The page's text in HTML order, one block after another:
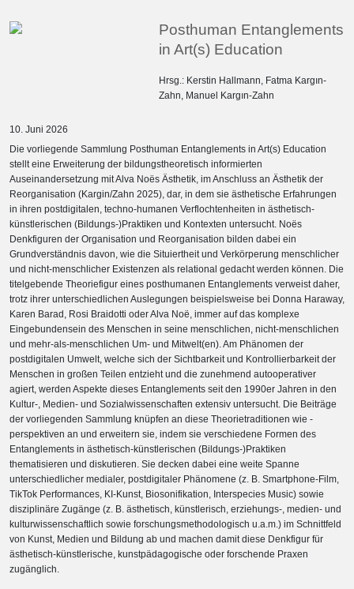
Posthuman Entanglements
in Art(s) Education
Hrsg.: Kerstin Hallmann, Fatma Kargın-
Zahn, Manuel Kargın-Zahn
10. Juni 2026
Die vorliegende Sammlung Posthuman Entanglements in Art(s) Education
stellt eine Erweiterung der bildungstheoretisch informierten
Auseinandersetzung mit Alva Noës Ästhetik, im Anschluss an Ästhetik der
Reorganisation (Kargin/Zahn 2025), dar, in dem sie ästhetische Erfahrungen
in ihren postdigitalen, techno-humanen Verflochtenheiten in ästhetisch-
künstlerischen (Bildungs-)Praktiken und Kontexten untersucht. Noës
Denkfiguren der Organisation und Reorganisation bilden dabei ein
Grundverständnis davon, wie die Situiertheit und Verkörperung menschlicher
und nicht-menschlicher Existenzen als relational gedacht werden können. Die
titelgebende Theoriefigur eines posthumanen Entanglements verweist daher,
trotz ihrer unterschiedlichen Auslegungen beispielsweise bei Donna Haraway,
Karen Barad, Rosi Braidotti oder Alva Noë, immer auf das komplexe
Eingebundensein des Menschen in seine menschlichen, nicht-menschlichen
und mehr-als-menschlichen Um- und Mitwelt(en). Am Phänomen der
postdigitalen Umwelt, welche sich der Sichtbarkeit und Kontrollierbarkeit der
Menschen in großen Teilen entzieht und die zunehmend autooperativer
agiert, werden Aspekte dieses Entanglements seit den 1990er Jahren in den
Kultur-, Medien- und Sozialwissenschaften extensiv untersucht. Die Beiträge
der vorliegenden Sammlung knüpfen an diese Theorietraditionen wie -
perspektiven an und erweitern sie, indem sie verschiedene Formen des
Entanglements in ästhetisch-künstlerischen (Bildungs-)Praktiken
thematisieren und diskutieren. Sie decken dabei eine weite Spanne
unterschiedlicher medialer, postdigitaler Phänomene (z. B. Smartphone-Film,
TikTok Performances, KI-Kunst, Biosonifikation, Interspecies Music) sowie
disziplinäre Zugänge (z. B. ästhetisch, künstlerisch, erziehungs-, medien- und
kulturwissenschaftlich sowie forschungsmethodologisch u.a.m.) im Schnittfeld
von Kunst, Medien und Bildung ab und machen damit diese Denkfigur für
ästhetisch-künstlerische, kunstpädagogische oder forschende Praxen
zugänglich.